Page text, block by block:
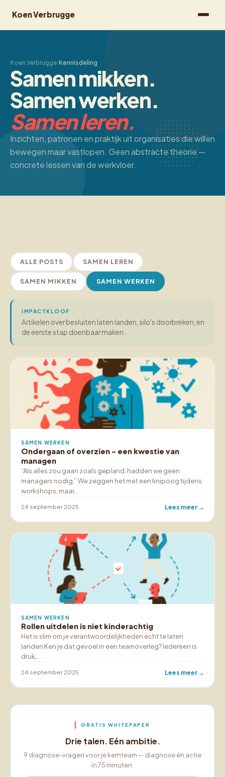
Koen Verbrugge
Koen Verbrugge›Kennisdeling
Samen mikken.
Samen werken.
Samen leren.
Inzichten, patronen en praktijk uit organisaties die willen
bewegen maar vastlopen. Geen abstracte theorie —
concrete lessen van de werkvloer.
ALLE POSTS SAMEN LEREN
SAMEN MIKKEN SAMEN WERKEN
IMPACTKLOOF
Artikelen over besluiten laten landen, silo's doorbreken, en
de eerste stap doenbaar maken.
SAMEN WERKEN
Ondergaan of overzien – een kwestie van
managen
“Als alles zou gaan zoals gepland, hadden we geen
managers nodig.” We zeggen het met een knipoog tijdens
workshops, maar…
24 september 2025 Lees meer →
SAMEN WERKEN
Rollen uitdelen is niet kinderachtig
Het is slim om je verantwoordelijkheden écht te laten
landen Ken je dat gevoel in een teamoverleg? Iedereen is
druk,…
24 september 2025 Lees meer →
GRATIS WHITEPAPER
Drie talen. Eén ambitie.
9 diagnose-vragen voor je kernteam — diagnose én actie
in 75 minuten.